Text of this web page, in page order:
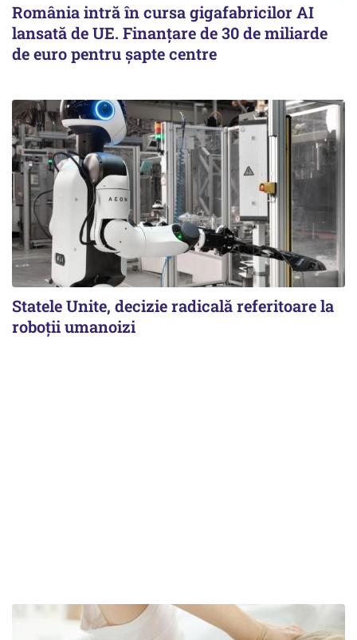
România intră în cursa gigafabricilor AI
lansată de UE. Finanțare de 30 de miliarde
de euro pentru șapte centre
Statele Unite, decizie radicală referitoare la
roboții umanoizi